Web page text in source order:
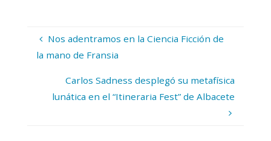
Nos adentramos en la Ciencia Ficción de
la mano de Fransia
Carlos Sadness desplegó su metafísica
lunática en el “Itineraria Fest” de Albacete